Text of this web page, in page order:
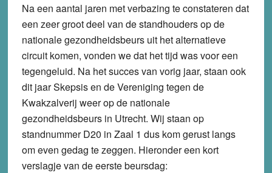
Na een aantal jaren met verbazing te constateren dat
een zeer groot deel van de standhouders op de
nationale gezondheidsbeurs uit het alternatieve
circuit komen, vonden we dat het tijd was voor een
tegengeluid. Na het succes van vorig jaar, staan ook
dit jaar Skepsis en de Vereniging tegen de
Kwakzalverij weer op de nationale
gezondheidsbeurs in Utrecht. Wij staan op
standnummer D20 in Zaal 1 dus kom gerust langs
om even gedag te zeggen. Hieronder een kort
verslagje van de eerste beursdag: